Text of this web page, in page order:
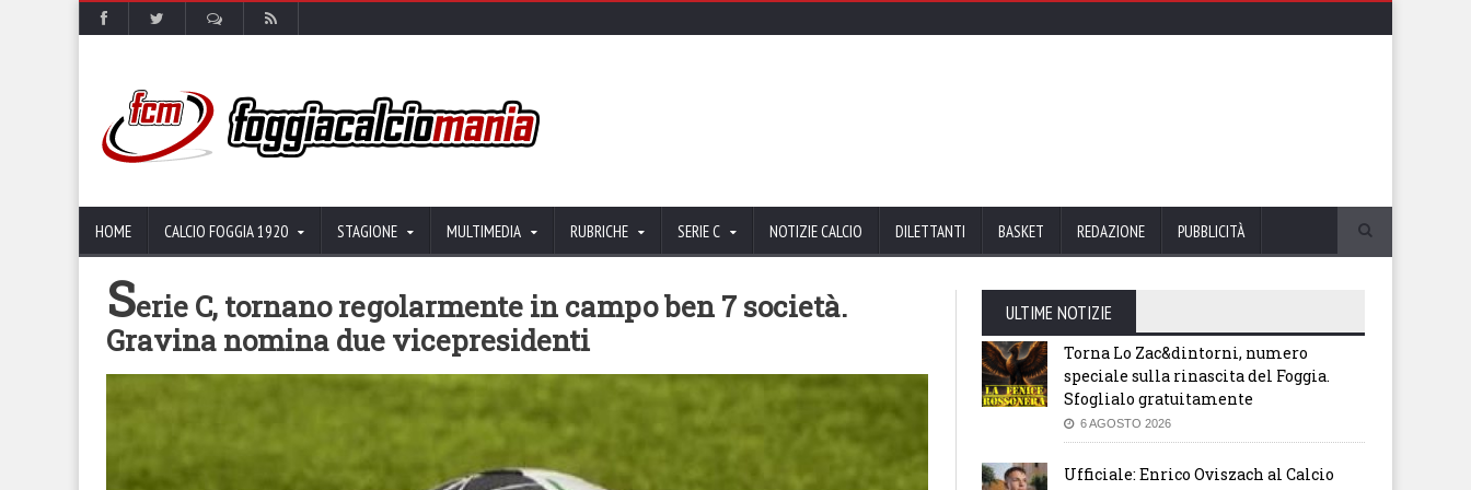
HOME CALCIO FOGGIA 1920 STAGIONE MULTIMEDIA RUBRICHE SERIE C NOTIZIE CALCIO DILETTANTI BASKET REDAZIONE PUBBLICITÀ
Serie C, tornano regolarmente in campo ben 7 società.
Gravina nomina due vicepresidenti
ULTIME NOTIZIE
Torna Lo Zac&dintorni, numero
speciale sulla rinascita del Foggia.
Sfoglialo gratuitamente
6 AGOSTO 2026
Ufficiale: Enrico Oviszach al Calcio